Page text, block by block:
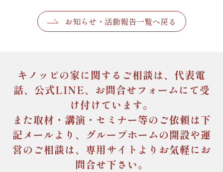
お知らせ・活動報告一覧へ戻る
キノッピの家に関するご相談は、 代表電
話、公式LINE、お問合せフォームにて受
け付けています。
また取材・講演・セミナー等のご依頼は下
記メールより、
グループホームの開設や運
営のご相談は、専用サイトより お気軽にお
問合せ下さい。